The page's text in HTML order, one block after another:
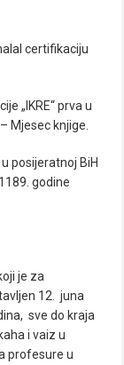
certifikaciju
„IKRE“ prva u
Mjesec knjige.
posijeratnoj BiH
godine
je za
12. juna
sve do kraja
i vaiz u
profesure u